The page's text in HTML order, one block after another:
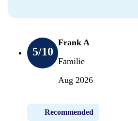
5/10
Frank A
Familie
Aug 2026
Recommended